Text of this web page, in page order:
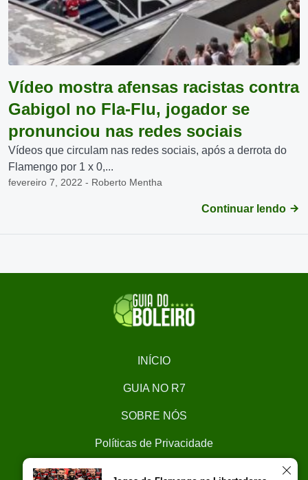
Vídeo mostra afensas racistas contra
Gabigol no Fla-Flu, jogador se
pronunciou nas redes sociais
Vídeos que circulam nas redes sociais, após a derrota do
Flamengo por 1 x 0,...
fevereiro 7, 2022 - Roberto Mentha
Continuar lendo
INÍCIO
GUIA NO R7
SOBRE NÓS
Políticas de Privacidade